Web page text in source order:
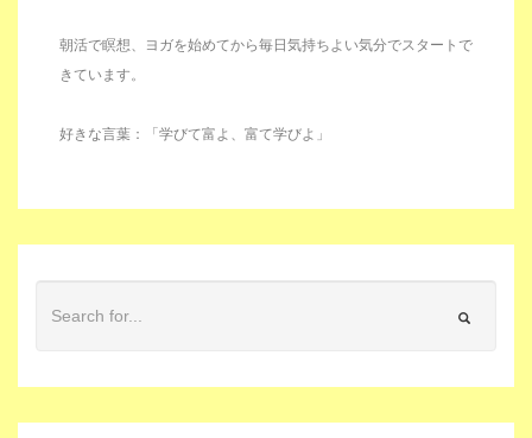
朝活で瞑想、ヨガを始めてから毎日気持ちよい気分でスタートで
きています。
好きな言葉：「学びて富よ、富て学びよ」